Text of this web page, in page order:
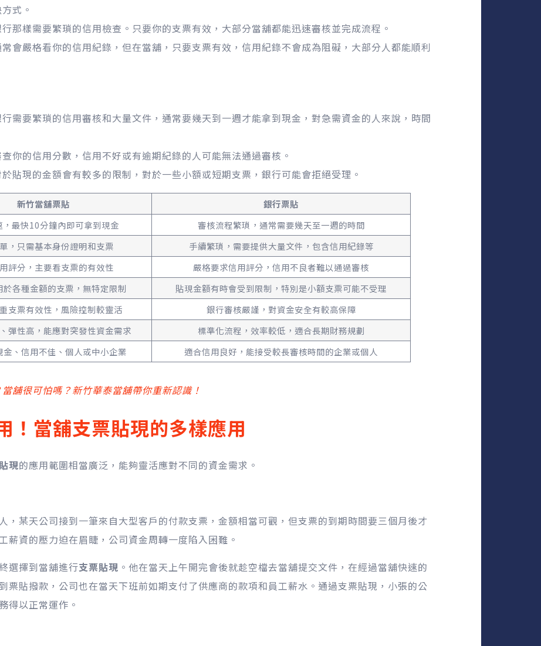
式。
那樣需要繁瑣的信用檢查。只要你的支票有效，大部分當舖都能迅速審核並完成流程。
會嚴格看你的信用紀錄，但在當舖，只要支票有效，信用紀錄不會成為阻礙，大部分人都能順利
行需要繁瑣的信用審核和大量文件，通常要幾天到一週才能拿到現金，對急需資金的人來說，時間
查你的信用分數，信用不好或有逾期紀錄的人可能無法通過審核。
於貼現的金額會有較多的限制，對於一些小額或短期支票，銀行可能會拒絕受理。
新竹當舖票貼
銀行票貼
，最快10分鐘內即可拿到現金
審核流程繁瑣，通常需要幾天至一週的時間
，只需基本身份證明和支票
手續繁瑣，需要提供大量文件，包含信用紀錄等
評分，主要看支票的有效性
嚴格要求信用評分，信用不良者難以通過審核
於各種金額的支票，無特定限制
貼現金額有時會受到限制，特別是小額支票可能不受理
支票有效性，風險控制較靈活
銀行審核嚴謹，對資金安全有較高保障
彈性高，能應對突發性資金需求
標準化流程，效率較低，適合長期財務規劃
金、信用不佳、個人或中小企業 適合信用良好，能接受較長審核時間的企業或個人
舖很可怕嗎？新竹華泰當舖帶你重新認識！
！當舖支票貼現的多樣應用
現的應用範圍相當廣泛，能夠靈活應對不同的資金需求。
，某天公司接到一筆來自大型客戶的付款支票，金額相當可觀，但支票的到期時間要三個月後才
薪資的壓力迫在眉睫，公司資金周轉一度陷入困難。
選擇到當舖進行支票貼現 。他在當天上午開完會後就趁空檔去當舖提交文件，在經過當舖快速的
票貼撥款，公司也在當天下班前如期支付了供應商的款項和員工薪水。通過支票貼現，小張的公
得以正常運作。